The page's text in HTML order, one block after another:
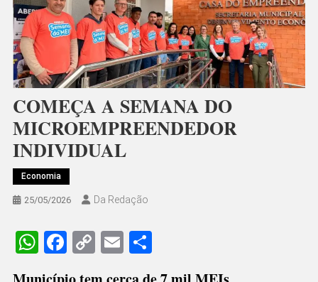
COMEÇA A SEMANA DO
MICROEMPREENDEDOR
INDIVIDUAL
Economia
25/05/2026 Da Redação
WhatsApp
Facebook
CopyEmailShare